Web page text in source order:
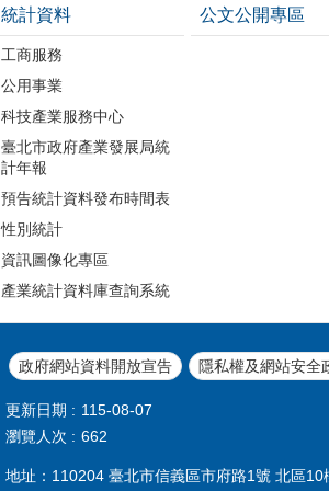
統計資料
工商服務
公用事業
科技產業服務中心
臺北市政府產業發展局統
計年報
預告統計資料發布時間表
性別統計
資訊圖像化專區
產業統計資料庫查詢系統
公文公開專區
政府網站資料開放宣告 隱私權及網站安全
更新日期
115-08-07
瀏覽人次
662
地址：110204 臺北市信義區市府路1號 北區